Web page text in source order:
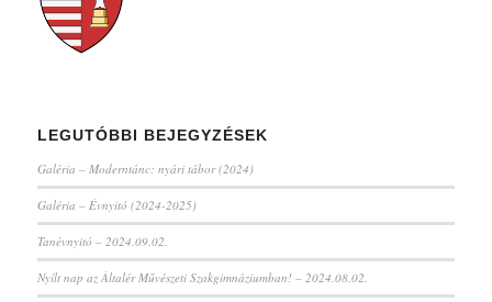
LEGUTÓBBI BEJEGYZÉSEK
Galéria – Moderntánc: nyári tábor (2024)
Galéria – Évnyitó (2024-2025)
Tanévnyitó – 2024.09.02.
Nyílt nap az Általér Művészeti Szakgimnáziumban! – 2024.08.02.